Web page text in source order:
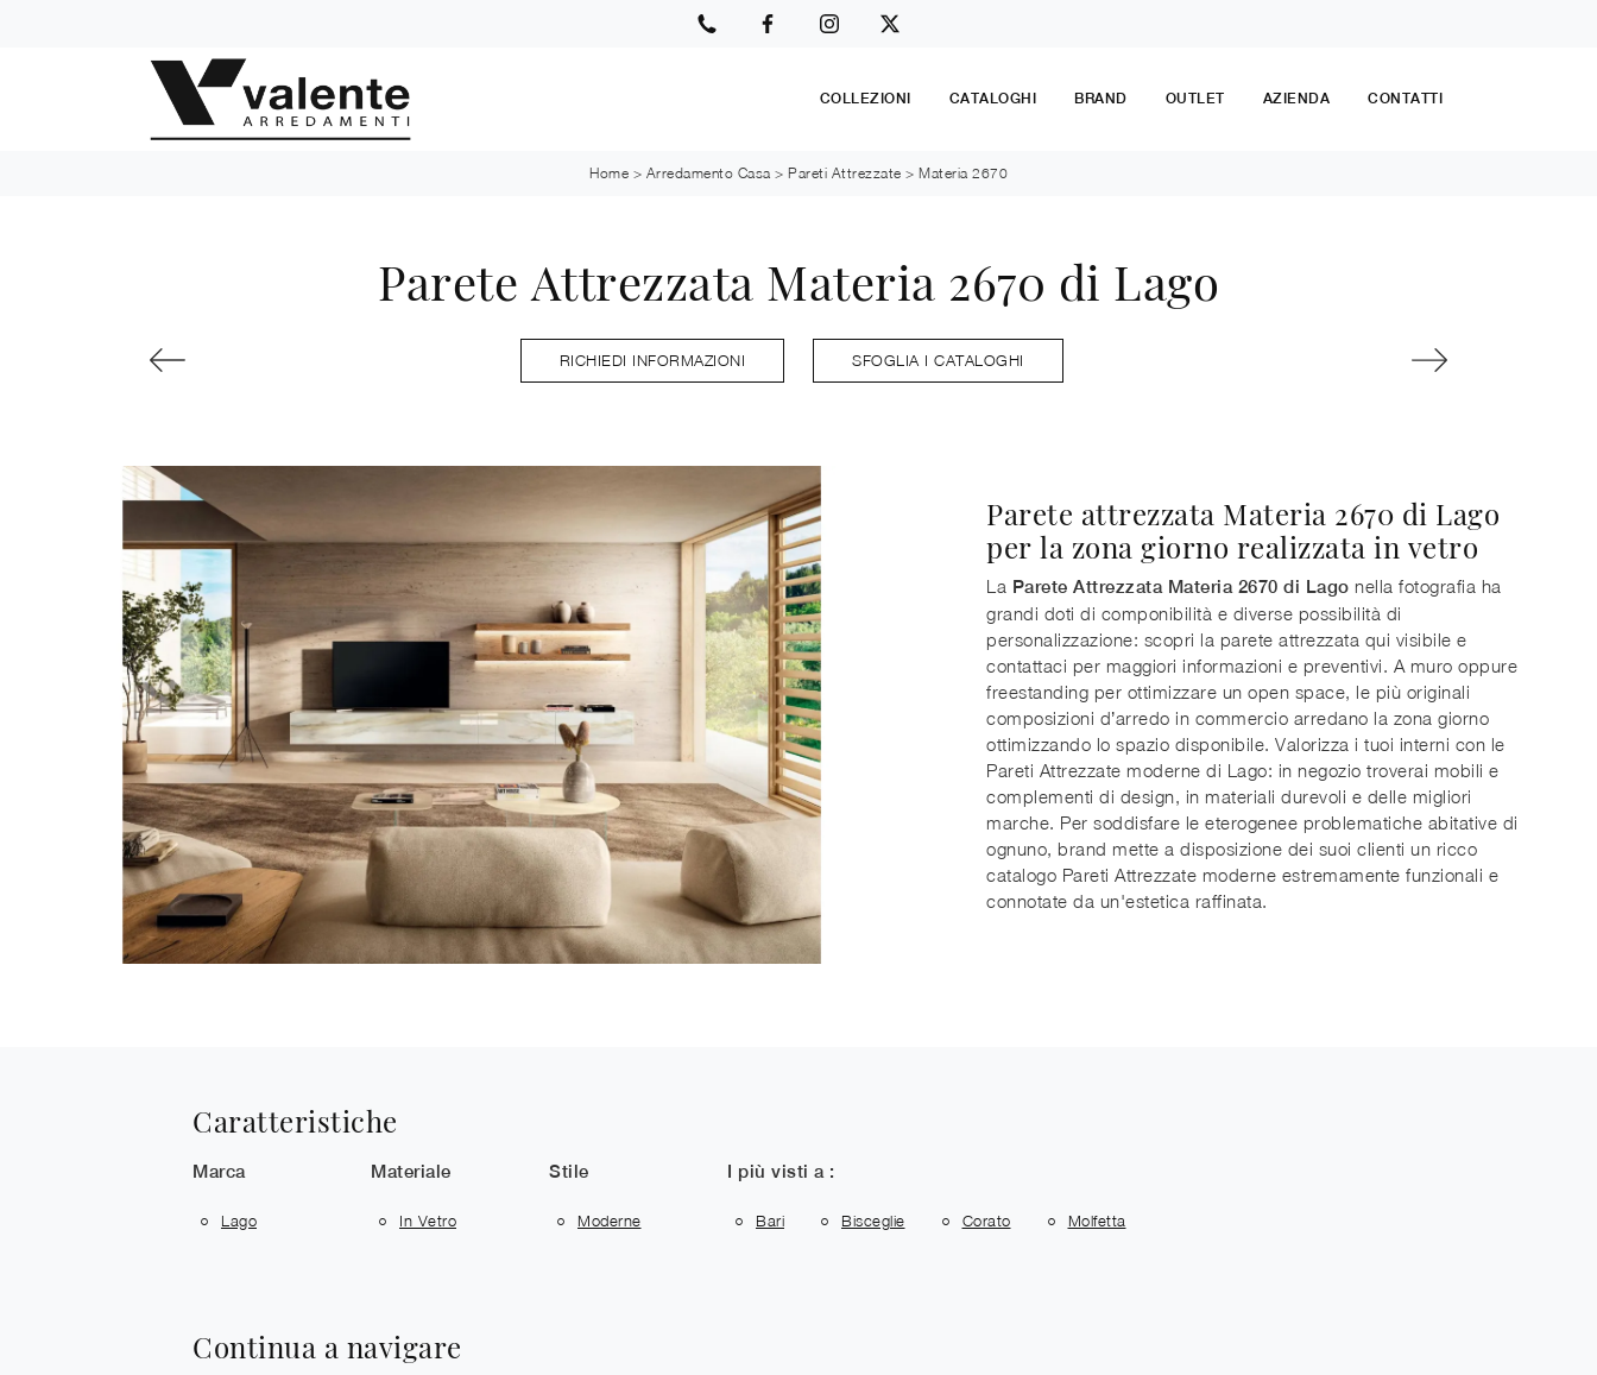
COLLEZIONI CATALOGHI BRAND OUTLET AZIENDA CONTATTI
Home > Arredamento Casa > Pareti Attrezzate > Materia 2670
Parete Attrezzata Materia 2670 di Lago
RICHIEDI INFORMAZIONI SFOGLIA I CATALOGHI
Parete attrezzata Materia 2670 di Lago
per la zona giorno realizzata in vetro
La Parete Attrezzata Materia 2670 di Lago nella fotografia ha
grandi doti di componibilità e diverse possibilità di
personalizzazione: scopri la parete attrezzata qui visibile e
contattaci per maggiori informazioni e preventivi. A muro oppure
freestanding per ottimizzare un open space, le più originali
composizioni d’arredo in commercio arredano la zona giorno
ottimizzando lo spazio disponibile. Valorizza i tuoi interni con le
Pareti Attrezzate moderne di Lago: in negozio troverai mobili e
complementi di design, in materiali durevoli e delle migliori
marche. Per soddisfare le eterogenee problematiche abitative di
ognuno, brand mette a disposizione dei suoi clienti un ricco
catalogo Pareti Attrezzate moderne estremamente funzionali e
connotate da un'estetica raffinata.
Caratteristiche
Marca
Lago
Materiale
In Vetro
Stile
Moderne
I più visti a :
Bari Bisceglie Corato Molfetta
Continua a navigare